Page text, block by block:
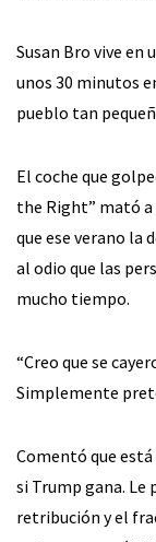
Susan Bro vive en
unos 30 minutos
pueblo tan
El coche que
the Right” mató a
que ese verano la
al odio que las
mucho tiempo.
“Creo que se
Simplemente
Comentó que
si Trump gana. Le
retribución y el